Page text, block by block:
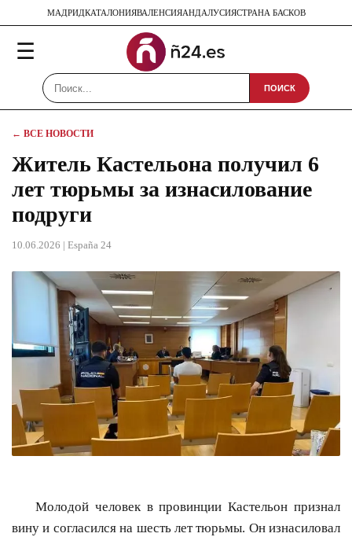
МАДРИДКАТАЛОНИЯВАЛЕНСИЯАНДАЛУСИЯСТРАНА БАСКОВ
☰
ПОИСК
← ВСЕ НОВОСТИ
Житель Кастельона получил 6
лет тюрьмы за изнасилование
подруги
10.06.2026 | España 24
Молодой человек в провинции Кастельон признал
вину и согласился на шесть лет тюрьмы. Он изнасиловал